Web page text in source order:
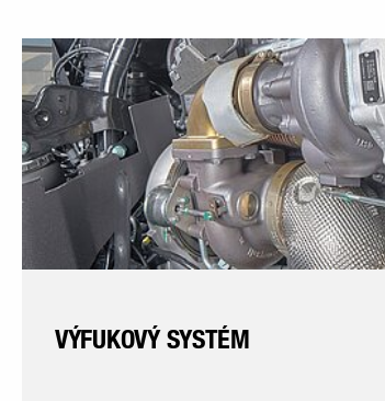
VÝFUKOVÝ SYSTÉM